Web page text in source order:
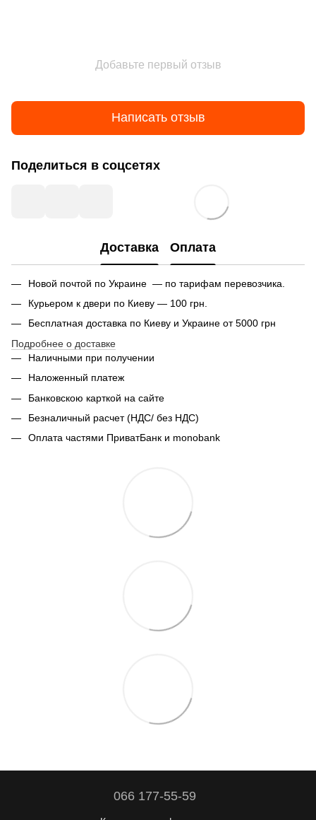
Добавьте первый отзыв
Написать отзыв
Поделиться в соцсетях
Доставка Оплата
Новой почтой по Украине — по тарифам перевозчика.
Курьером к двери по Киеву — 100 грн.
Бесплатная доставка по Киеву и Украине от 5000 грн
Подробнее о доставке
Наличными при получении
Наложенный платеж
Банковскою карткой на сайте
Безналичный расчет (НДС/ без НДС)
Оплата частями ПриватБанк и monobank
066 177-55-59